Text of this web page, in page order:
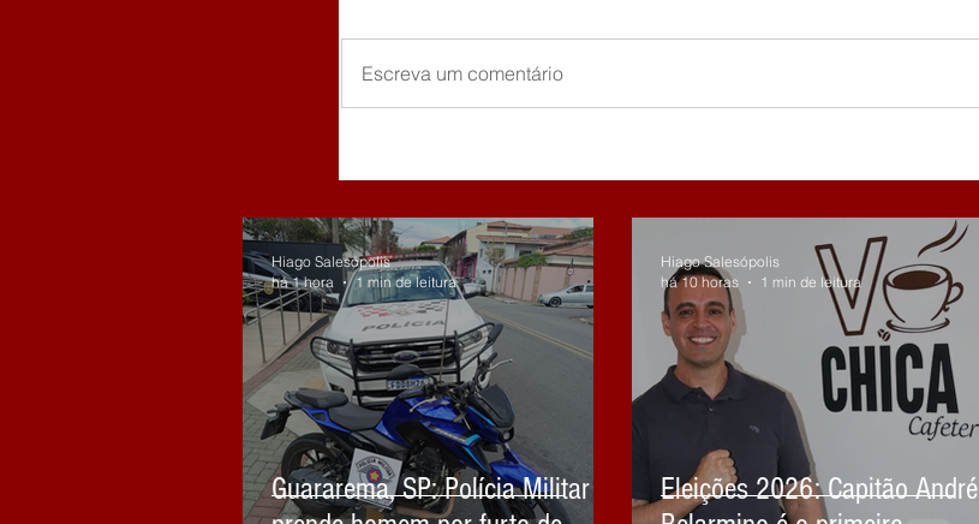
Escreva um comentário
Guararema, SP: Polícia Militar
Hiago Salesópolis
há 1 hora
1 min de leitura
Eleições 2026: Capitão André
Hiago Salesópolis
há 10 horas
1 min de leitura